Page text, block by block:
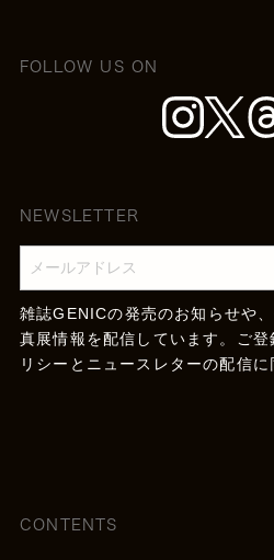
FOLLOW US ON
NEWSLETTER
雑誌GENICの発売のお知らせや
真展情報を配信しています。ご登
リシー とニュースレターの配信に
CONTENTS